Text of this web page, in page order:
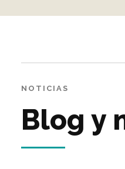
NOTICIAS
Blog y